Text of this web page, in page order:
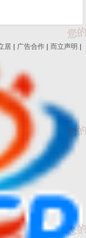
居 | 广告合作 | 而立声明 |